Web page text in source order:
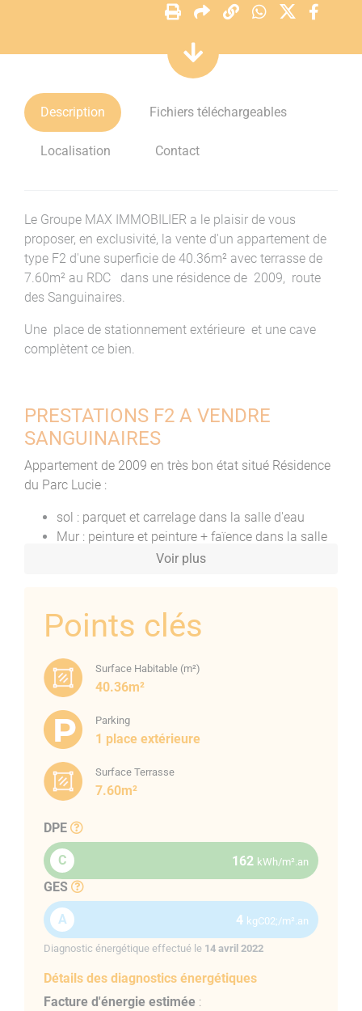
Description Fichiers téléchargeables
Localisation Contact
Le Groupe MAX IMMOBILIER a le plaisir de vous
proposer, en exclusivité, la vente d'un appartement de
type F2 d'une superficie de 40.36m² avec terrasse de
7.60m² au RDC dans une résidence de 2009, route
des Sanguinaires.
Une place de stationnement extérieure et une cave
complètent ce bien.
PRESTATIONS F2 A VENDRE
SANGUINAIRES
Appartement de 2009 en très bon état situé Résidence
du Parc Lucie :
sol : parquet et carrelage dans la salle d'eau
Mur : peinture et peinture + faïence dans la salle
cuisine aménagée
Cumulus
Radiateurs électriques et sèche serviette dans la
salle d'eau
Placard
Interphone
Cave et place de parking numérotée
COMPOSITION F2 RESIDENCE
PARC LUCIE SANGUINAIRES
Superficie totale : 40.36m²
Entrée :2.99m²
Séjour avec cuisne ouverte : 21.94m²
Chambre : 10.22m²
Salle d'eau avec WC : 5.21m²
Voir plus
Points clés
Surface Habitable (m²)
40.36m²
Parking
1 place extérieure
Surface Terrasse
7.60m²
DPE
C 162 kWh/m².an
GES
A 4 kgC02;/m².an
Diagnostic énergétique effectué le 14 avril 2022
Détails des diagnostics énergétiques
Facture d'énergie estimée :